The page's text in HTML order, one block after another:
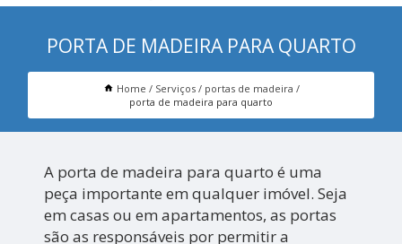
PORTA DE MADEIRA PARA QUARTO
Home Serviços
portas de madeira
porta de madeira para quarto
A porta de madeira para quarto é uma
peça importante em qualquer imóvel. Seja
em casas ou em apartamentos, as portas
são as responsáveis por permitir a